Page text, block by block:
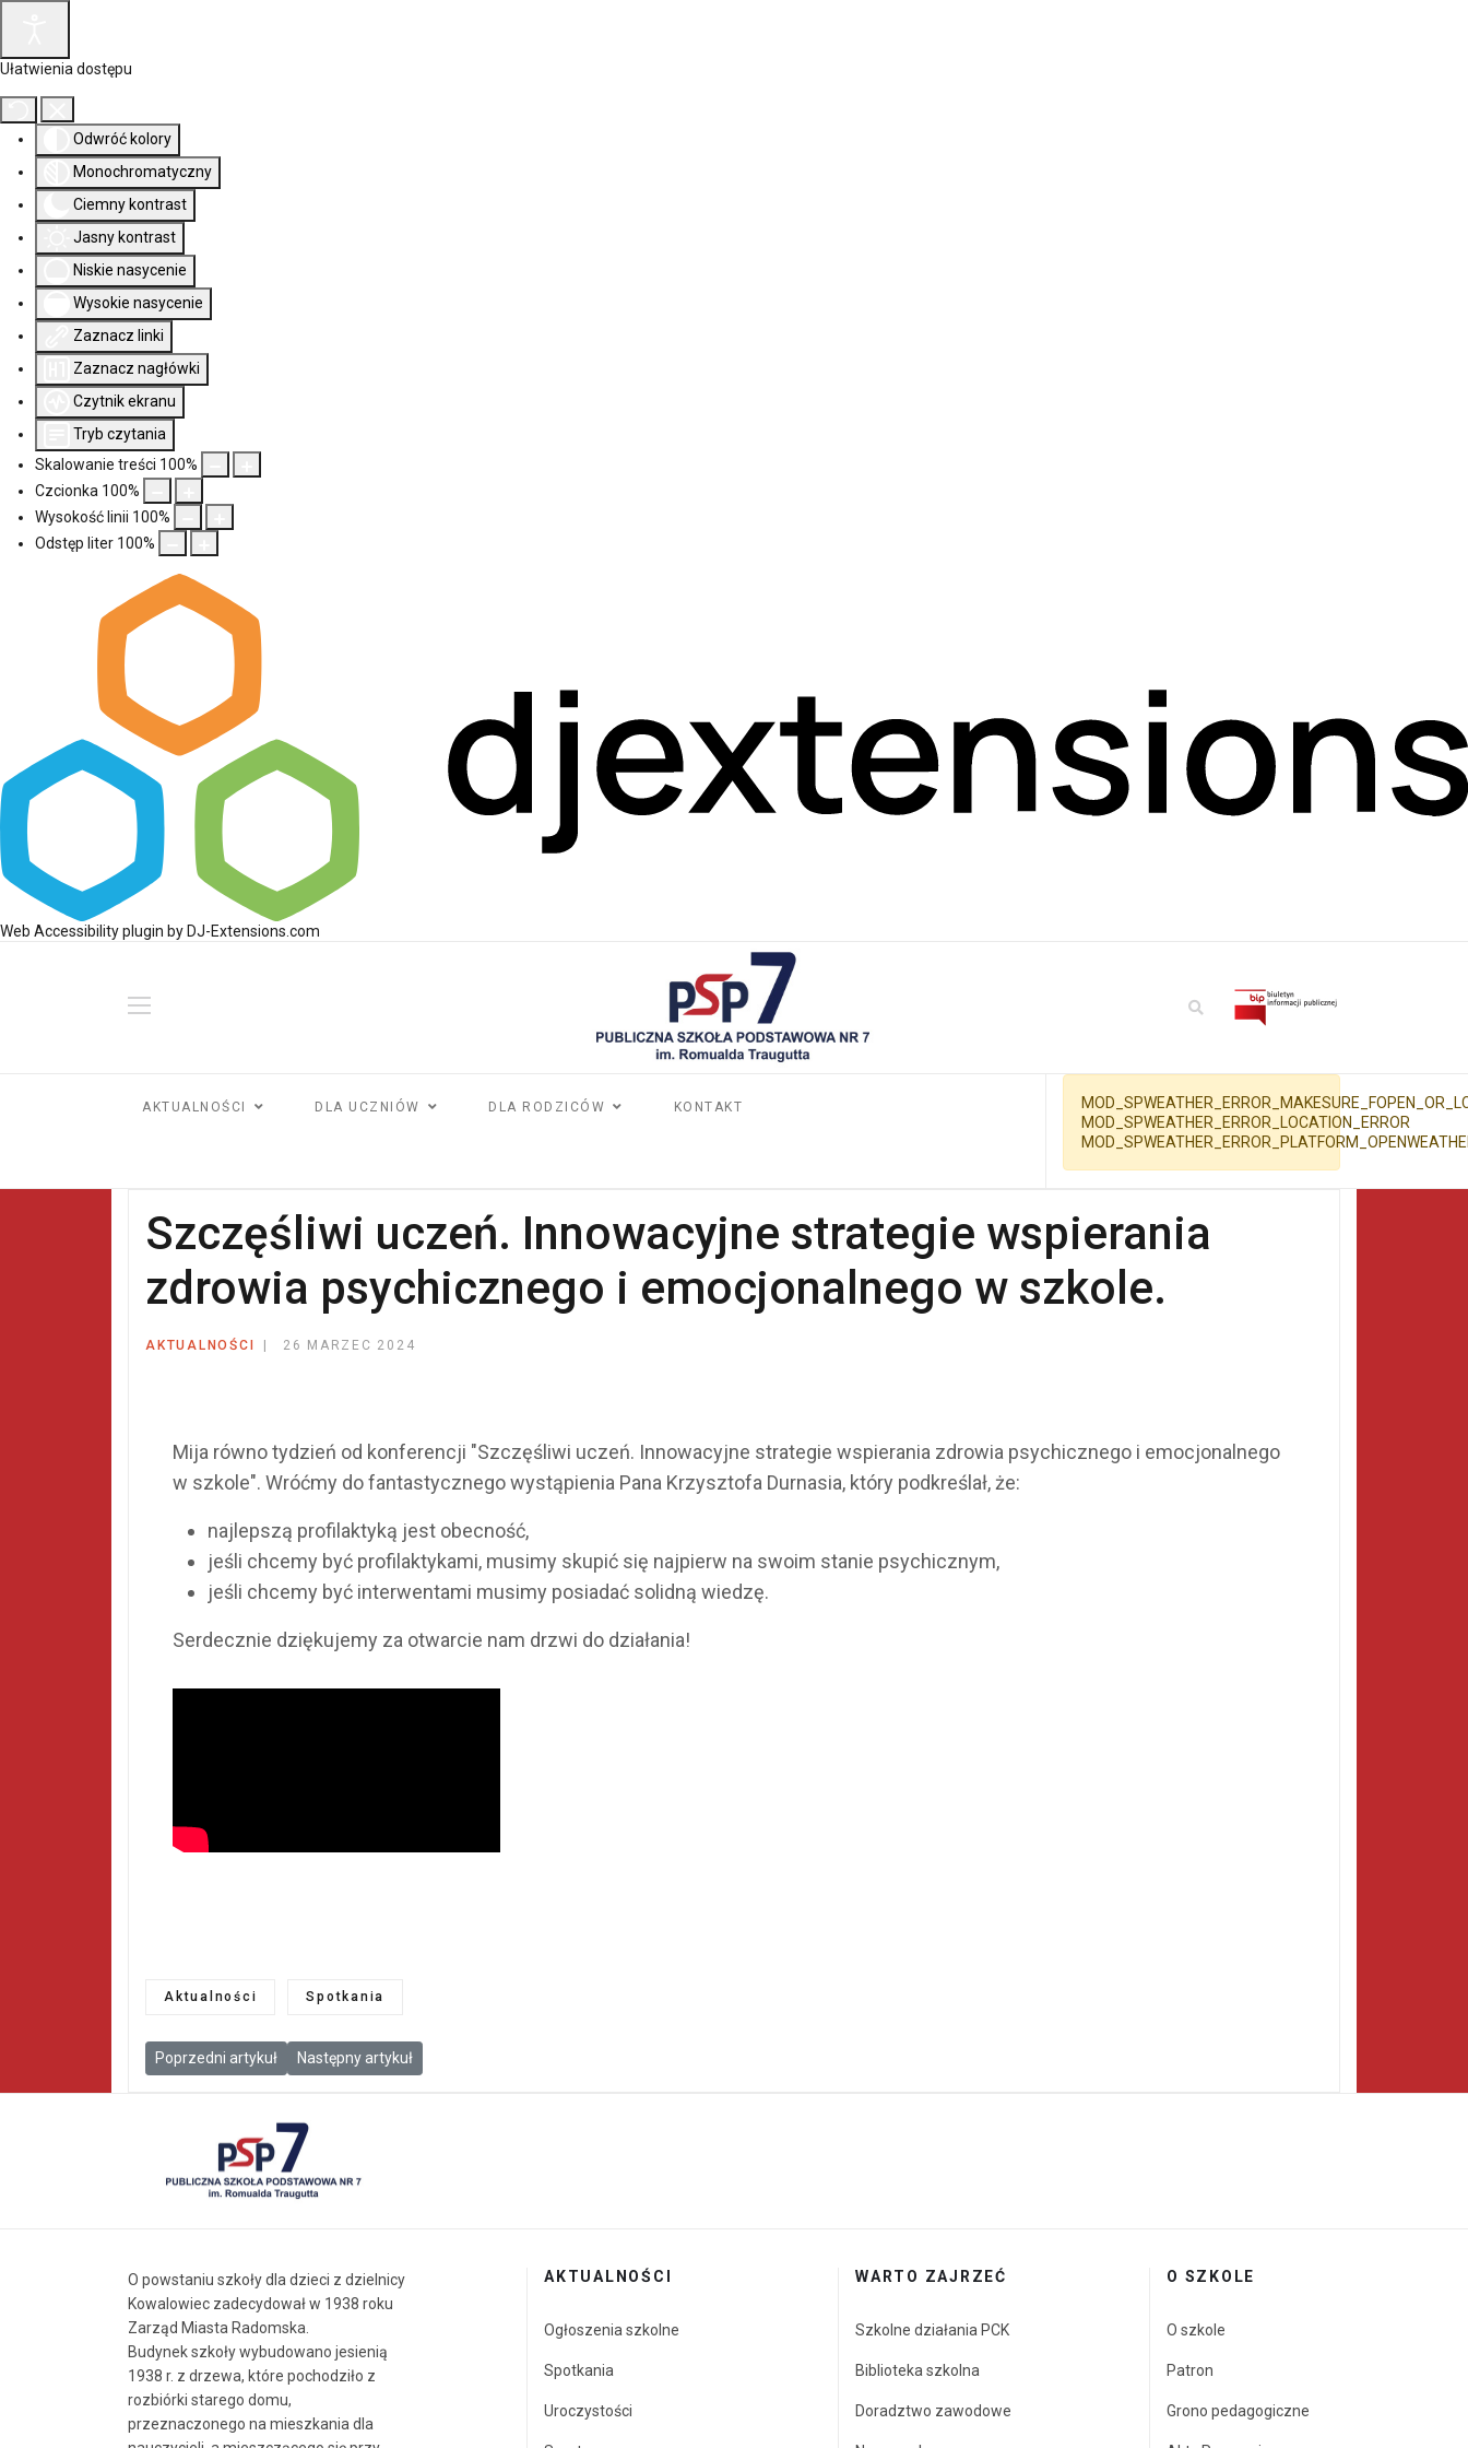
Ułatwienia dostępu
Odwróć kolory
Monochromatyczny
Ciemny kontrast
Jasny kontrast
Niskie nasycenie
Wysokie nasycenie
Zaznacz linki
Zaznacz nagłówki
Czytnik ekranu
Tryb czytania
Skalowanie treści 100%
Czcionka 100%
Wysokość linii 100%
Odstęp liter 100%
Web Accessibility plugin by DJ-Extensions.com
AKTUALNOŚCI DLA UCZNIÓW DLA RODZICÓW KONTAKT
MOD_SPWEATHER_ERROR_LOCATION_ERROR
Szczęśliwi uczeń. Innowacyjne strategie wspierania
zdrowia psychicznego i emocjonalnego w szkole.
AKTUALNOŚCI 26 MARZEC 2024
Mija równo tydzień od konferencji "Szczęśliwi uczeń. Innowacyjne strategie wspierania zdrowia psychicznego i emocjonalnego
w szkole". Wróćmy do fantastycznego wystąpienia Pana Krzysztofa Durnasia, który podkreślał, że:
najlepszą profilaktyką jest obecność,
jeśli chcemy być profilaktykami, musimy skupić się najpierw na swoim stanie psychicznym,
jeśli chcemy być interwentami musimy posiadać solidną wiedzę.
Serdecznie dziękujemy za otwarcie nam drzwi do działania!
Aktualności Spotkania
Poprzedni artykuł: Zbiórka na rzecz Schroniska dla Bezdomnych Zwierząt
Poprzedni artykuł Następny artykuł: Dzień Szalonej Fryzury
Następny artykuł
O powstaniu szkoły dla dzieci z dzielnicy
Kowalowiec zadecydował w 1938 roku
Zarząd Miasta Radomska.
Budynek szkoły wybudowano jesienią
1938 r. z drzewa, które pochodziło z
rozbiórki starego domu,
przeznaczonego na mieszkania dla
AKTUALNOŚCI
Ogłoszenia szkolne
Spotkania
Uroczystości
WARTO ZAJRZEĆ
Szkolne działania PCK
Biblioteka szkolna
Doradztwo zawodowe
O SZKOLE
O szkole
Patron
Grono pedagogiczne